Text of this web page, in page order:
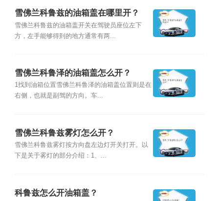
雪佛兰科鲁兹的油箱盖在哪里开？
雪佛兰科鲁兹的油箱盖开关在驾驶员座位左下
方，左手能够得到的地方通常有两...
雪佛兰科鲁泽的油箱盖怎么开？
1找到油箱位置雪佛兰科鲁泽的油箱盖位置则是在
右侧，也就是副驾的方向。车...
雪佛兰科鲁兹雾灯怎么开？
雪佛兰科鲁兹雾灯按方向盘左边灯开关打开。以
下是关于雾灯的部分介绍：1、...
科鲁兹怎么开油箱盖？